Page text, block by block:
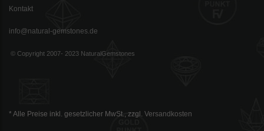
Kontakt
info@natural-gemstones.de
© Copyright 2007- 2023 NaturalGemstones
* Alle Preise inkl. gesetzlicher MwSt., zzgl. Versandkosten